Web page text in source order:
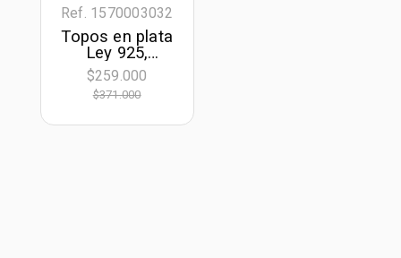
Ref. 1570003032
Topos en plata
Ley 925,
Lágrima, de la
coleccion
Sueños
$259.000
$371.000